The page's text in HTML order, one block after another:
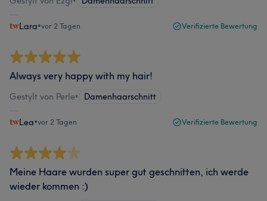
Lara•vor 2 Tagen Verifizierte Bewertung
Always very happy with my hair!
Gestylt von Perle• Damenhaarschnitt
Lea•vor 2 Tagen Verifizierte Bewertung
Meine Haare wurden super gut geschnitten, ich werde
wieder kommen :)